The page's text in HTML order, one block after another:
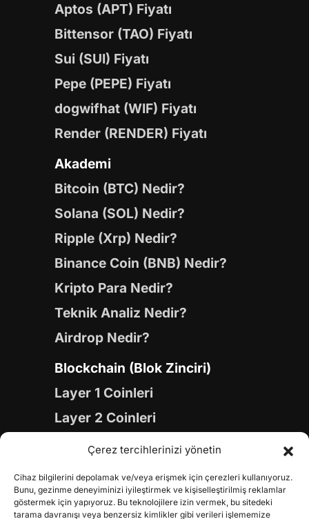
Çerez tercihlerinizi yönetin
Cihaz bilgilerini depolamak ve/veya erişmek için çerezleri kullanıyoruz.
Bunu, gezinme deneyiminizi iyileştirmek ve kişiselleştirilmiş reklamlar
göstermek için yapıyoruz. Bu teknolojilere izin vermek, bu sitedeki
tarama davranışı veya benzersiz kimlikler gibi verileri işlememize
Aptos (APT) Fiyatı
Bittensor (TAO) Fiyatı
Sui (SUI) Fiyatı
Pepe (PEPE) Fiyatı
dogwifhat (WIF) Fiyatı
Render (RENDER) Fiyatı
Akademi
Bitcoin (BTC) Nedir?
Solana (SOL) Nedir?
Ripple (Xrp) Nedir?
Binance Coin (BNB) Nedir?
Kripto Para Nedir?
Teknik Analiz Nedir?
Airdrop Nedir?
Blockchain (Blok Zinciri)
Layer 1 Coinleri
Layer 2 Coinleri
Yapay Zeka (AI) Coinleri
Gaming Coinleri